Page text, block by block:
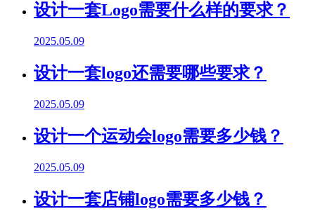
设计一套Logo需要什么样的要求？
2025.05.09
设计一套logo还需要哪些要求？
2025.05.09
设计一个运动会logo需要多少钱？
2025.05.09
设计一套店铺logo需要多少钱？